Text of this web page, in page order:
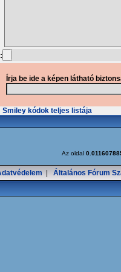
Írja be ide a képen látható
Smiley kódok teljes listája
Az oldal
Általános Fórum